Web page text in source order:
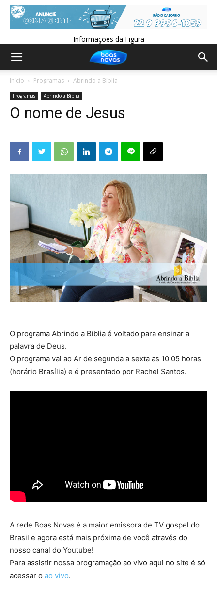
Informações da Figura
Início Programas Abrindo a Bíblia
Programas Abrindo a Bíblia
O nome de Jesus
O programa Abrindo a Bíblia é voltado para ensinar a
palavra de Deus.
O programa vai ao Ar de segunda a sexta as 10:05 horas
(horário Brasília) e é presentado por Rachel Santos.
A rede Boas Novas é a maior emissora de TV gospel do
Brasil e agora está mais próxima de você através do
nosso canal do Youtube!
Para assistir nossa programação ao vivo aqui no site é só
acessar o ao vivo.